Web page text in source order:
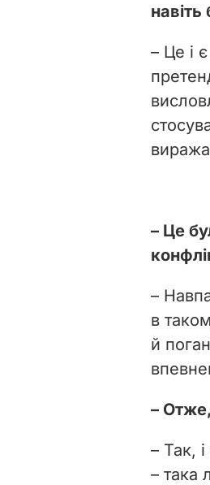
– Це і
– Це
–
в
й
–
– Так,
– така